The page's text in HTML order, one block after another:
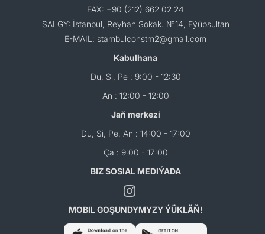
FAX: +90 (212) 662 02 24
SALGY: İstanbul, Reyhan Sokak. №14, Eýüpsultan
E-MAIL: stambulconstm2@gmail.com
Kabulhana
Du, Si, Pe : 9:00 - 12:30
An : 12:00 - 12:00
Jaň merkezi
Du, Si, Pe, An : 14:00 - 17:00
Ça : 9:00 - 17:00
BIZ SOSIAL MEDIÝADA
MOBIL GOŞUNDYMYZY ÝÜKLÄŇ!